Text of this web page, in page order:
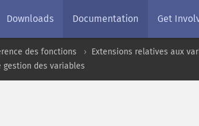
Downloads Documentation Get
des fonctions Extensions relatives aux
gestion des variables